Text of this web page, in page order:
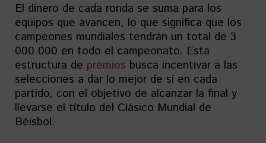
El dinero de cada ronda se suma para los
equipos que avancen, lo que significa que los
campeones mundiales tendrán un total de 3
000 000 en todo el campeonato. Esta
estructura de premios busca incentivar a las
selecciones a dar lo mejor de sí en cada
partido, con el objetivo de alcanzar la final y
llevarse el título del Clásico Mundial de
Béisbol.